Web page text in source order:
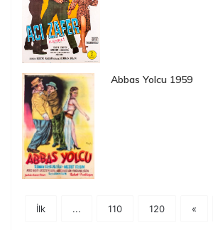
Abbas Yolcu 1959
İlk ... 110 120 «